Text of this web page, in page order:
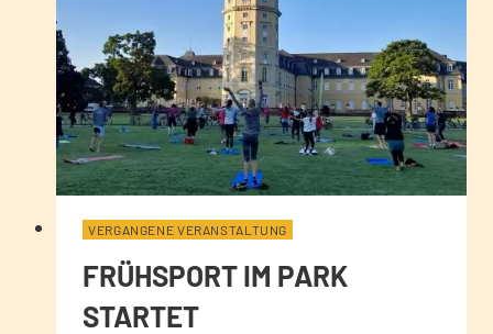
VERGANGENE VERANSTALTUNG
FRÜHSPORT IM PARK
STARTET